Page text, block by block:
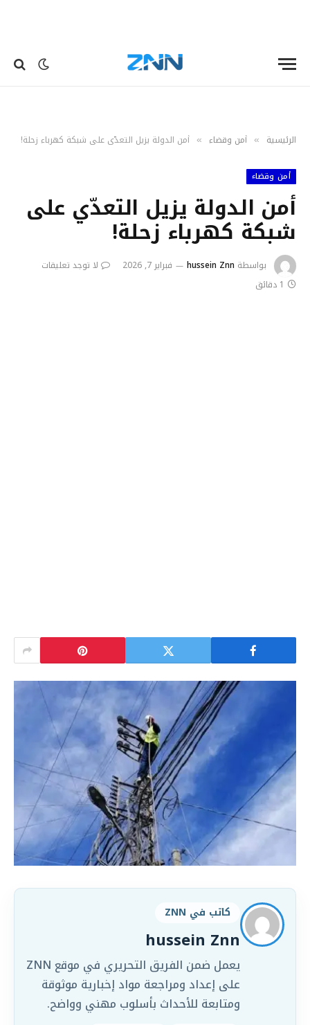
الرئيسية » أمن وقضاء » أمن الدولة يزيل التعدّي على شبكة كهرباء زحلة!
أمن وقضاء
أمن الدولة يزيل التعدّي على
شبكة كهرباء زحلة!
بواسطة hussein Znn فبراير 7, 2026
لا توجد تعليقات
1 دقائق
كاتب في ZNN
hussein Znn
يعمل ضمن الفريق التحريري في موقع ZNN
على إعداد ومراجعة مواد إخبارية موثوقة
ومتابعة للأحداث بأسلوب مهني وواضح.